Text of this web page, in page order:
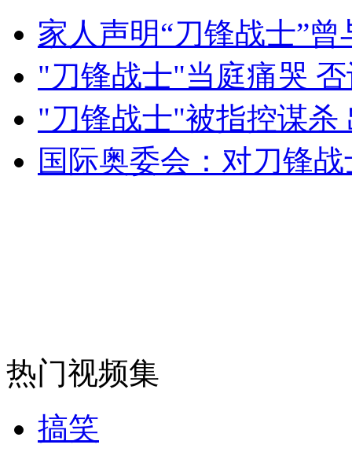
女孩北京地铁殴打老人 痛下狠手拳打脚踢
无痛分娩是否安全 医生回应
家人声明“刀锋战士”
"刀锋战士"当庭痛哭
"刀锋战士"被指控谋杀
国际奥委会：对刀锋
热门视频集
搞笑